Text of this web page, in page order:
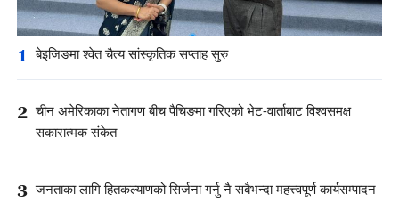
1 बेइजिङमा श्वेत चैत्य सांस्कृतिक सप्ताह सुरु
2 चीन अमेरिकाका नेतागण बीच पैचिङमा गरिएको भेट-वार्ताबाट विश्वसमक्ष
सकारात्मक संकेत
3 जनताका लागि हितकल्याणको सिर्जना गर्नु नै सबैभन्दा महत्त्वपूर्ण कार्यसम्पादन